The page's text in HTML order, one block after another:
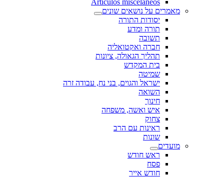
Artículos misceláneos
מאמרים על נושאים שונים
יסודות התורה
תורה ומדע
תשובה
חברה ואקטואליה
תהליך הגאולה, ציונות
בית המקדש
שמיטה
ישראל והגוים, בני נח, עבודה זרה
השואה
חינוך
איש ואשה, משפחה
צחוק
ראינות עם הרב
שונות
מועדים
ראש חודש
פסח
חודש אייר